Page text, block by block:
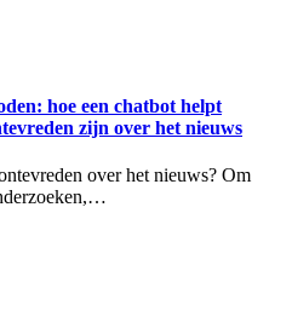
hoe een chatbot helpt
zijn over het nieuws
over het nieuws? Om